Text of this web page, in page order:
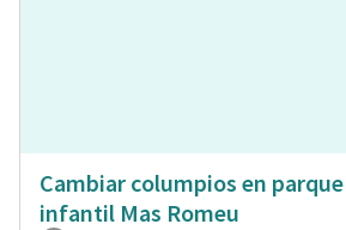
Cambiar columpios en parque
infantil Mas Romeu